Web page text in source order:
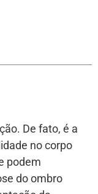
De fato, é a
no corpo
podem
do ombro